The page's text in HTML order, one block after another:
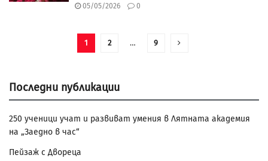
05/05/2026 0
1 2 … 9
Последни публикации
250 ученици учат и развиват умения в Лятната академия
на „Заедно в час“
Пейзаж с Двореца